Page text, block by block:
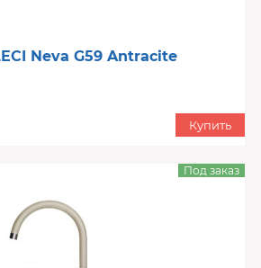
Neva G59 Antracite
Купить
Под заказ